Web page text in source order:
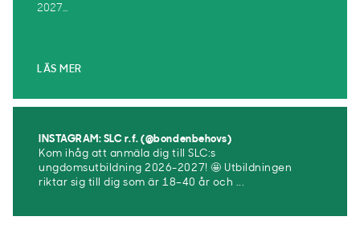
2027...
LÄS MER
INSTAGRAM: SLC r.f. (@bondenbehovs)
Kom ihåg att anmäla dig till SLC:s
ungdomsutbildning 2026-2027! 🤩 Utbildningen
riktar sig till dig som är 18–40 år och ...